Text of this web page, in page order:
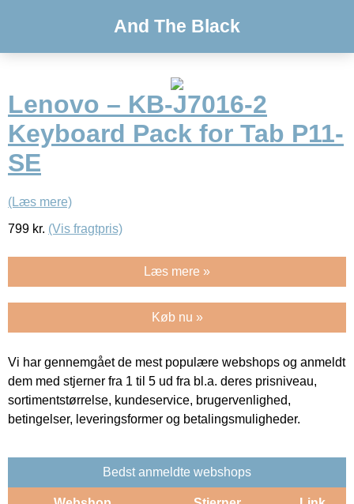
And The Black
Lenovo – KB-J7016-2
Keyboard Pack for Tab P11-
SE
(Læs mere)
799 kr. (Vis fragtpris)
Læs mere »
Køb nu »
Vi har gennemgået de mest populære webshops og anmeldt
dem med stjerner fra 1 til 5 ud fra bl.a. deres prisniveau,
sortimentstørrelse, kundeservice, brugervenlighed,
betingelser, leveringsformer og betalingsmuligheder.
Bedst anmeldte webshops